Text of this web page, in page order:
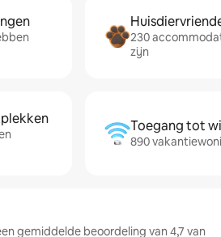
230
zijn
Toegang tot
890
gemiddelde beoordeling van 4,7 van